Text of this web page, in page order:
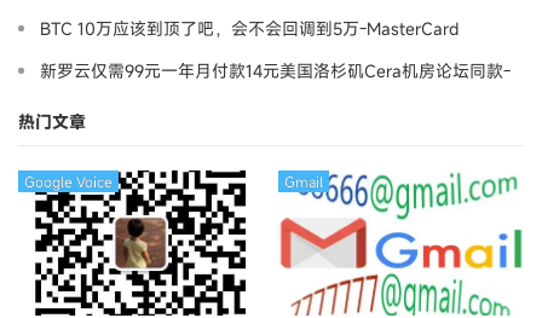
BTC 10万应该到顶了吧，会不会回调到5万-MasterCard
新罗云仅需99元一年月付款14元美国洛杉矶Cera机房论坛同款-
热门文章
Google Voice Gmail